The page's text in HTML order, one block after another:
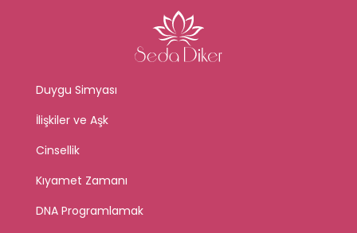
Duygu Simyası
İlişkiler ve Aşk
Cinsellik
Kıyamet Zamanı
DNA Programlamak